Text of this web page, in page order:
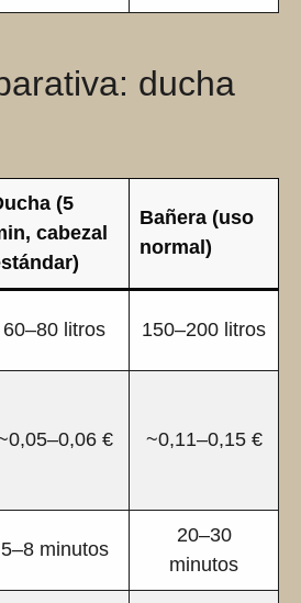
ducha
(5
cabezal
Bañera (uso
normal)
60–80 litros 150–200 litros
€ ~0,11–0,15 €
5–8 minutos
20–30
minutos